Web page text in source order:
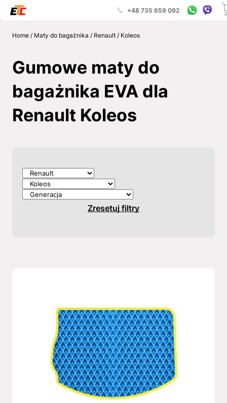
+48 735 659 092
Home/ Maty do bagażnika / Renault/ Koleos
Gumowe maty do
bagażnika EVA dla
Renault Koleos
Zresetuj filtry